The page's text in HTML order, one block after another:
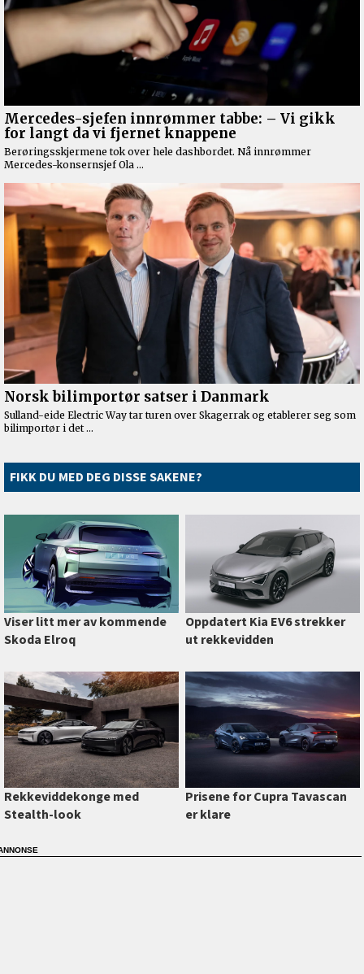
FIKK DU MED DEG DISSE SAKENE?
Viser litt mer av kommende
Skoda Elroq
Oppdatert Kia EV6 strekker
ut rekkevidden
Rekkeviddekonge med
Stealth-look
Prisene for Cupra Tavascan
er klare